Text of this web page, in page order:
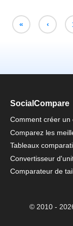
« ‹
SocialCompare
Comment créer un
Comparez les
Tableaux
Convertisseur
Comparateur de
© 2010 -